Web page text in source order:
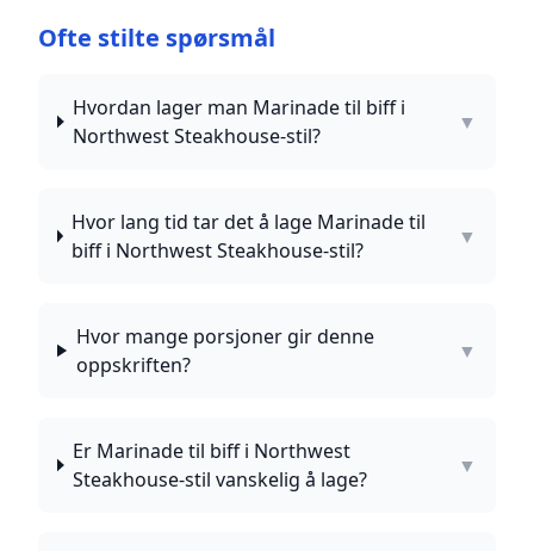
Ofte stilte spørsmål
Hvordan lager man Marinade til biff i
Northwest Steakhouse-stil?
▼
Hvor lang tid tar det å lage Marinade til
biff i Northwest Steakhouse-stil?
▼
Hvor mange porsjoner gir denne
oppskriften?
▼
Er Marinade til biff i Northwest
Steakhouse-stil vanskelig å lage?
▼